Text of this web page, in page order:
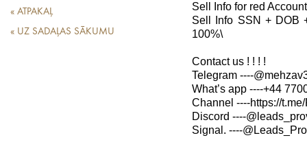
« ATPAKAĻ
« UZ SADAĻAS SĀKUMU
Sell Info for red
Sell Info SSN + DOB
100%\
Contact us ! ! ! !
Telegram ----
What’s app ----+44
Channel ----https://
Discord ----
Signal. ----